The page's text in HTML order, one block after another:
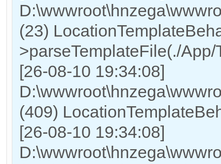
(23)
>parseTemplateFile(./
[26-08-10 19:34:08]
(409)
[26-08-10 19:34:08]